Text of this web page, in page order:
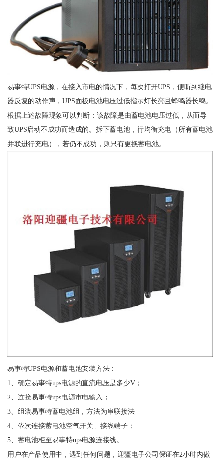
易事特UPS电源，在接入市电的情况下，每次打开UPS，便听到继电
器反复的动作声，UPS面板电池电压过低指示灯长亮且蜂鸣器长鸣。
根据上述故障现象可以判断：该故障是由蓄电池电压过低，从而导
致UPS启动不成功而造成的。拆下蓄电池，行均衡充电（所有蓄电池
并联进行充电），若仍不成功，则只有更换蓄电池。
易事特UPS电源和蓄电池安装方法：
1、确定易事特ups电源的直流电压是多少V；
2、连接易事特ups电源市电输入；
3、组装易事特蓄电池组，方法为串联接法；
4、依次连接蓄电池空气开关、接线端子；
5、蓄电池柜至易事特ups电源连接线。
用户在产品使用中，遇到任何问题，迎疆电子公司保证在2小时内做